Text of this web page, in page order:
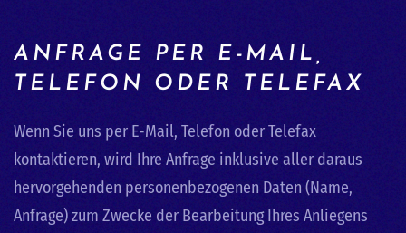
ANFRAGE PER E-MAIL,
TELEFON ODER TELEFAX
Wenn Sie uns per E-Mail, Telefon oder Telefax
kontaktieren, wird Ihre Anfrage inklusive aller daraus
hervorgehenden personenbezogenen Daten (Name,
Anfrage) zum Zwecke der Bearbeitung Ihres Anliegens